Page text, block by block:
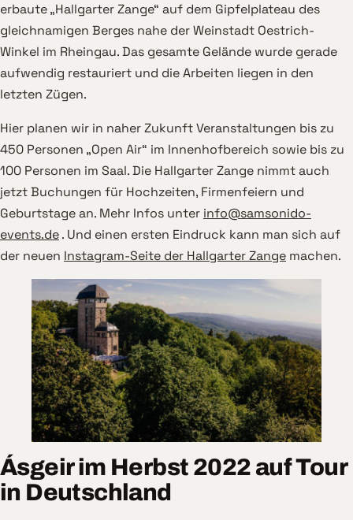
erbaute „Hallgarter Zange“ auf dem Gipfelplateau des
gleichnamigen Berges nahe der Weinstadt Oestrich-
Winkel im Rheingau. Das gesamte Gelände wurde gerade
aufwendig restauriert und die Arbeiten liegen in den
letzten Zügen.
Hier planen wir in naher Zukunft Veranstaltungen bis zu
450 Personen „Open Air“ im Innenhofbereich sowie bis zu
100 Personen im Saal. Die Hallgarter Zange nimmt auch
jetzt Buchungen für Hochzeiten, Firmenfeiern und
Geburtstage an. Mehr Infos unter info@samsonido-
events.de. Und einen ersten Eindruck kann man sich auf
der neuen Instagram-Seite der Hallgarter Zange machen.
Ásgeir im Herbst 2022 auf Tour
in Deutschland